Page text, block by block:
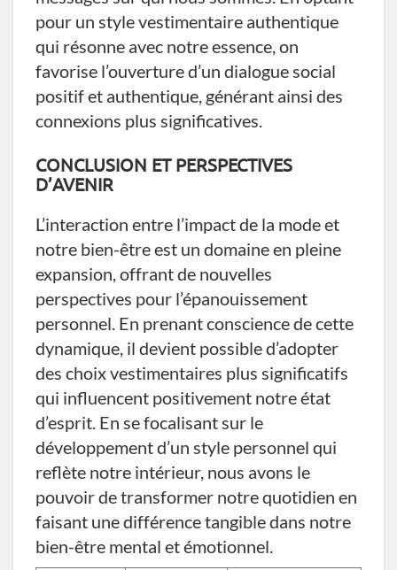
pour un style vestimentaire authentique
qui résonne avec notre essence, on
favorise l’ouverture d’un dialogue social
positif et authentique, générant ainsi des
connexions plus significatives.
CONCLUSION ET PERSPECTIVES
D’AVENIR
L’interaction entre l’impact de la mode et
notre bien-être est un domaine en pleine
expansion, offrant de nouvelles
perspectives pour l’épanouissement
personnel. En prenant conscience de cette
dynamique, il devient possible d’adopter
des choix vestimentaires plus significatifs
qui influencent positivement notre état
d’esprit. En se focalisant sur le
développement d’un style personnel qui
reflète notre intérieur, nous avons le
pouvoir de transformer notre quotidien en
faisant une différence tangible dans notre
bien-être mental et émotionnel.